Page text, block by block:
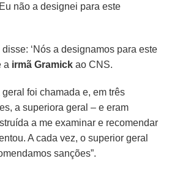
não a designei para este
‘Nós a designamos para este
a irmã Gramick ao CNS.
foi chamada e, em três
a superiora geral – e eram
a me examinar e recomendar
A cada vez, o superior geral
sanções”.